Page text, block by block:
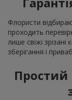
Флористи
проходить
лише свіжі
зберігання і